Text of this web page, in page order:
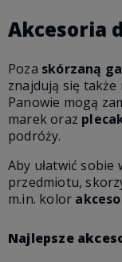
Akcesoria
Poza skórzaną
znajdują się
Panowie mogą
marek oraz
podróży.
Aby ułatwić
przedmiotu,
m.in. kolor
Najlepsze